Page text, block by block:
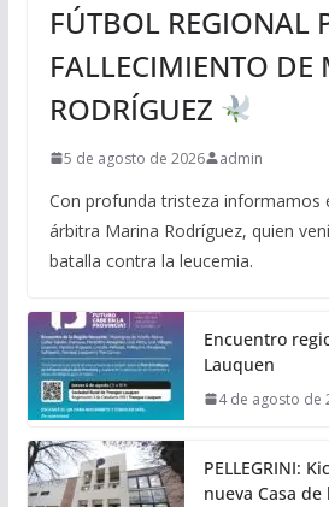
FÚTBOL REGIONAL
FALLECIMIENTO DE
RODRÍGUEZ
5 de agosto de 2026 admin
Con profunda tristeza informamos
árbitra Marina Rodríguez, quien
batalla contra la leucemia.
Encuentro
Lauquen
4 de agosto de
PELLEGRINI:
nueva Casa